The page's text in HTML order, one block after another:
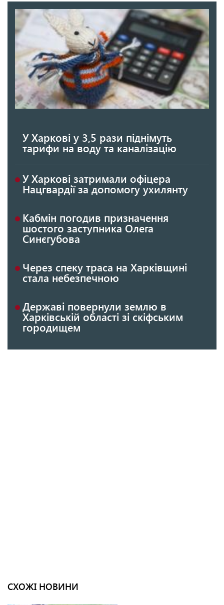
У Харкові у 3,5 рази піднімуть
тарифи на воду та каналізацію
У Харкові затримали офіцера
Нацгвардії за допомогу ухилянту
Кабмін погодив призначення
шостого заступника Олега
Синєгубова
Через спеку траса на Харківщині
стала небезпечною
Державі повернули землю в
Харківській області зі скіфським
городищем
СХОЖІ НОВИНИ